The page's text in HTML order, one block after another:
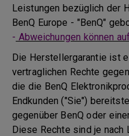
Leistungen bezüglich der
BenQ Europe - "BenQ"
- Abweichungen können
Die Herstellergarantie ist
vertraglichen Rechte
die die BenQ
Endkunden ("Sie")
gegenüber BenQ oder
Diese Rechte sind je nach